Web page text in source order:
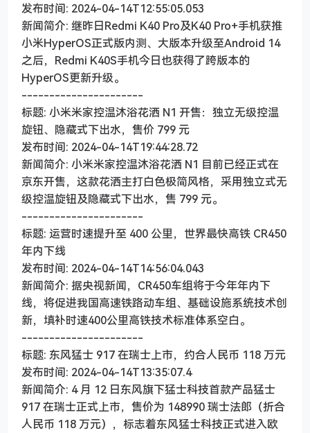
发布时间: 2024-04-14T12:55:05.053
新闻简介: 继昨日Redmi K40 Pro及K40 Pro+手机获推
小米HyperOS正式版内测、大版本升级至Android 14
之后，Redmi K40S手机今日也获得了跨版本的
HyperOS更新升级。
----------------------
标题: 小米米家控温沐浴花洒 N1 开售：独立无级控温
旋钮、隐藏式下出水，售价 799 元
发布时间: 2024-04-14T19:44:28.72
新闻简介: 小米米家控温沐浴花洒 N1 目前已经正式在
京东开售，这款花洒主打白色极简风格，采用独立式无
级控温旋钮及隐藏式下出水，售 799 元。
----------------------
标题: 运营时速提升至 400 公里，世界最快高铁 CR450
年内下线
发布时间: 2024-04-14T14:56:04.043
新闻简介: 据央视新闻，CR450车组将于今年年内下
线，将促进我国高速铁路动车组、基础设施系统技术创
新，填补时速400公里高铁技术标准体系空白。
----------------------
标题: 东风猛士 917 在瑞士上市，约合人民币 118 万元
发布时间: 2024-04-14T13:35:07.4
新闻简介: 4 月 12 日东风旗下猛士科技首款产品猛士
917 在瑞士正式上市，售价为 148990 瑞士法郎（折合
人民币 118 万元），标志着东风猛士科技正式进入欧